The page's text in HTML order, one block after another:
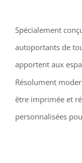
Spécialement
autoportants de
apportent aux
Résolument
être imprimée et
personnalisées